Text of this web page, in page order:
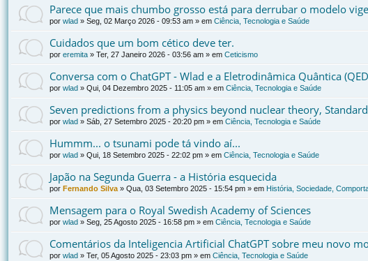
Parece que mais chumbo grosso está para derrubar o modelo
por wlad » Seg, 02 Março 2026 - 09:53 am » em Ciência, Tecnologia e Saúde
Cuidados que um bom cético deve ter.
por eremita » Ter, 27 Janeiro 2026 - 03:56 am » em Ceticismo
Conversa com o ChatGPT - Wlad e a Eletrodinâmica Quântica
por wlad » Qui, 04 Dezembro 2025 - 11:05 am » em Ciência, Tecnologia e Saúde
Seven predictions from a physics beyond nuclear theory,
por wlad » Sáb, 27 Setembro 2025 - 20:20 pm » em Ciência, Tecnologia e Saúde
Hummm... o tsunami pode tá vindo aí...
por wlad » Qui, 18 Setembro 2025 - 22:02 pm » em Ciência, Tecnologia e Saúde
Japão na Segunda Guerra - a História esquecida
por Fernando Silva » Qua, 03 Setembro 2025 - 15:54 pm » em História, Sociedade,
Mensagem para o Royal Swedish Academy of Sciences
por wlad » Seg, 25 Agosto 2025 - 16:58 pm » em Ciência, Tecnologia e Saúde
Comentários da Inteligencia Artificial ChatGPT sobre meu novo
por wlad » Ter, 05 Agosto 2025 - 23:03 pm » em Ciência, Tecnologia e Saúde